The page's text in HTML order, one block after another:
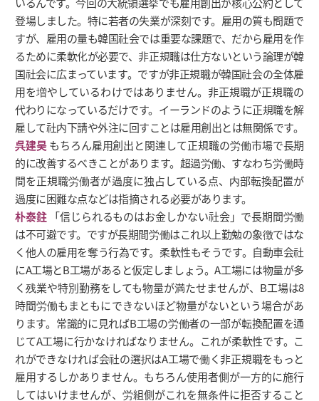
登場しました。特に若者の失業が深刻です。雇用の質も問題で
すが、雇用の量も韓国社会では重要な課題で、だから雇用を作
るために柔軟化が必要で、非正規職は仕方ないという論理が韓
国社会に広まっています。ですが非正規職が韓国社会の全体雇
用を増やしているわけではありません。非正規職が正規職の
代わりになっているだけです。イーランドのように正規職を解
雇して社内下請や外注に回すことは雇用創出とは無関係です。
呉建昊もちろん雇用創出と関連して正規職の労働市場で長期
的に改善するべきことがあります。超過労働、すなわち労働時
間を正規職労働者が過度に独占している点、内部転換配置が
過度に困難な点などは指摘される必要があります。
朴泰鉒 「信じられるものはお金しかない社会」で長期間労働
は不可避です。ですが長期間労働はこれ以上勤勉の象徴ではな
く他人の雇用を奪う行為です。柔軟性もそうです。自動車会社
にA工場とB工場があると仮定しましょう。A工場には物量が多
く残業や特別勤務をしても物量が満たせませんが、B工場は8
時間労働もまともにできないほど物量がないという場合があ
ります。常識的に見ればB工場の労働者の一部が転換配置を通
じてA工場に行かなければなりません。これが柔軟性です。こ
れができなければ会社の選択はA工場で働く非正規職をもっと
雇用するしかありません。もちろん使用者側が一方的に施行
してはいけませんが、労組側がこれを無条件に拒否すること